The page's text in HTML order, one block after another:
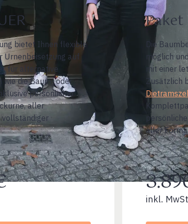
bietet Ihnen flexible
Urnenbeisetzung auf
für alternative
die Baum- oder
persönlicher
aller
Paket
Die
möglich
mit einer
Zusätzlich
aller
inkl.